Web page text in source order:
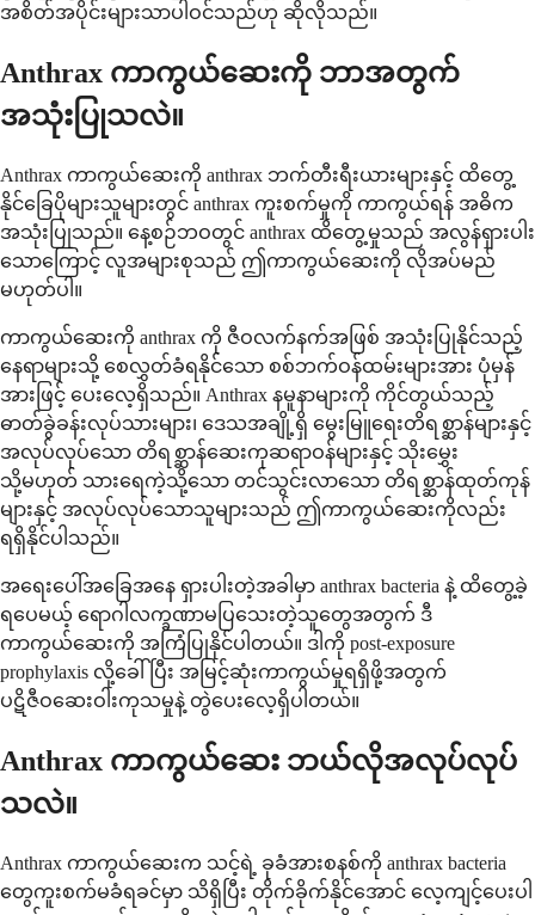
အစိတ်အပိုင်းများသာပါဝင်သည်ဟု ဆိုလိုသည်။
Anthrax ကာကွယ်ဆေးကို ဘာအတွက်
အသုံးပြုသလဲ။
Anthrax ကာကွယ်ဆေးကို anthrax ဘက်တီးရီးယားများနှင့် ထိတွေ့
နိုင်ခြေပိုများသူများတွင် anthrax ကူးစက်မှုကို ကာကွယ်ရန် အဓိက
အသုံးပြုသည်။ နေ့စဉ်ဘဝတွင် anthrax ထိတွေ့မှုသည် အလွန်ရှားပါး
သောကြောင့် လူအများစုသည် ဤကာကွယ်ဆေးကို လိုအပ်မည်
မဟုတ်ပါ။
ကာကွယ်ဆေးကို anthrax ကို ဇီဝလက်နက်အဖြစ် အသုံးပြုနိုင်သည့်
နေရာများသို့ စေလွှတ်ခံရနိုင်သော စစ်ဘက်ဝန်ထမ်းများအား ပုံမှန်
အားဖြင့် ပေးလေ့ရှိသည်။ Anthrax နမူနာများကို ကိုင်တွယ်သည့်
ဓာတ်ခွဲခန်းလုပ်သားများ၊ ဒေသအချို့ရှိ မွေးမြူရေးတိရစ္ဆာန်များနှင့်
အလုပ်လုပ်သော တိရစ္ဆာန်ဆေးကုဆရာဝန်များနှင့် သိုးမွှေး
သို့မဟုတ် သားရေကဲ့သို့သော တင်သွင်းလာသော တိရစ္ဆာန်ထုတ်ကုန်
များနှင့် အလုပ်လုပ်သောသူများသည် ဤကာကွယ်ဆေးကိုလည်း
ရရှိနိုင်ပါသည်။
အရေးပေါ်အခြေအနေ ရှားပါးတဲ့အခါမှာ anthrax bacteria နဲ့ ထိတွေ့ခဲ့
ရပေမယ့် ရောဂါလက္ခဏာမပြသေးတဲ့သူတွေအတွက် ဒီ
ကာကွယ်ဆေးကို အကြံပြုနိုင်ပါတယ်။ ဒါကို post-exposure
prophylaxis လို့ခေါ်ပြီး အမြင့်ဆုံးကာကွယ်မှုရရှိဖို့အတွက်
ပဋိဇီဝဆေးဝါးကုသမှုနဲ့ တွဲပေးလေ့ရှိပါတယ်။
Anthrax ကာကွယ်ဆေး ဘယ်လိုအလုပ်လုပ်
သလဲ။
Anthrax ကာကွယ်ဆေးက သင့်ရဲ့ ခုခံအားစနစ်ကို anthrax bacteria
တွေကူးစက်မခံရခင်မှာ သိရှိပြီး တိုက်ခိုက်နိုင်အောင် လေ့ကျင့်ပေးပါ